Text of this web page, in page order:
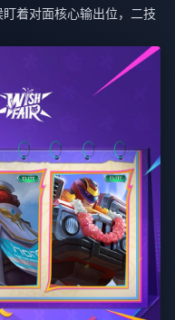
着对面核心输出位，二技